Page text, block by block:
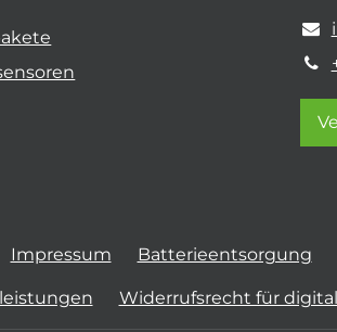
Impressum Batterieentsorgung
Widerrufsrecht für